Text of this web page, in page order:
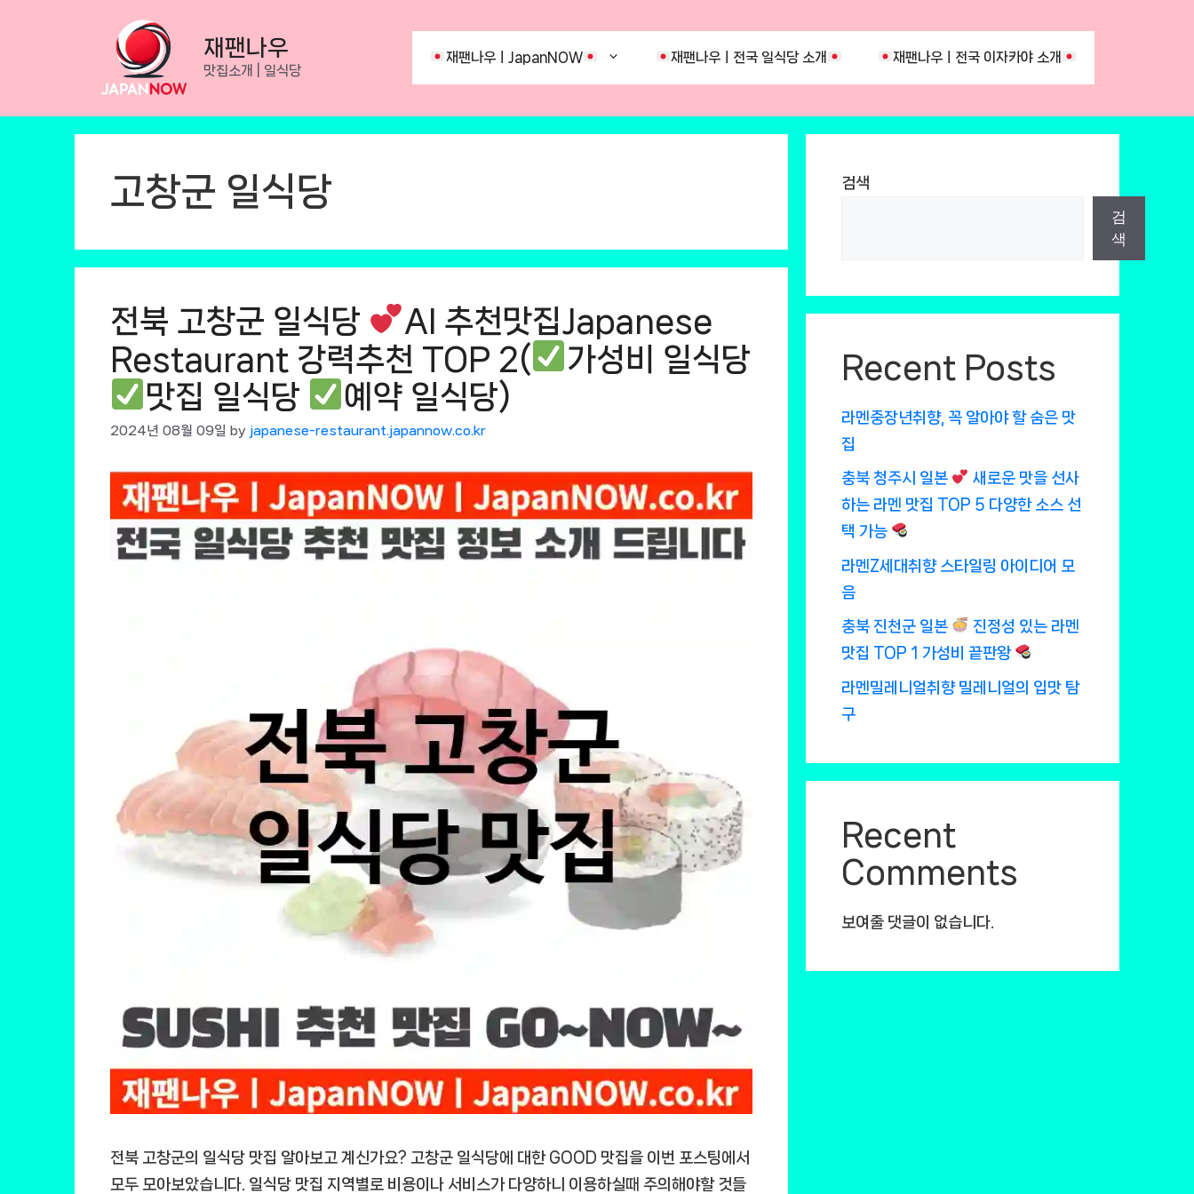
재팬나우
맛집소개 | 일식당
재팬나우ㅣJapanNOW 재팬나우ㅣ전국 일식당 소개 재팬나우ㅣ전국 이자카야 소개
고창군 일식당
전북 고창군 일식당
AI 추천맛집Japanese
Restaurant 강력추천 TOP 2(
가성비 일식당
맛집 일식당
예약 일식당)
2024년 08월 09일 by japanese-restaurant.japannow.co.kr
전북 고창군의 일식당 맛집 알아보고 계신가요? 고창군 일식당에 대한 GOOD 맛집을 이번 포스팅에서
모두 모아보았습니다. 일식당 맛집 지역별로 비용이나 서비스가 다양하니 이용하실때 주의해야할 것들
검색
검
색
Recent Posts
라멘중장년취향, 꼭 알아야 할 숨은 맛
집
충북 청주시 일본
새로운 맛을 선사
하는 라멘 맛집 TOP 5 다양한 소스 선
택 가능
라멘Z세대취향 스타일링 아이디어 모
음
충북 진천군 일본
진정성 있는 라멘
맛집 TOP 1 가성비 끝판왕
라멘밀레니얼취향 밀레니얼의 입맛 탐
구
Recent
Comments
보여줄 댓글이 없습니다.